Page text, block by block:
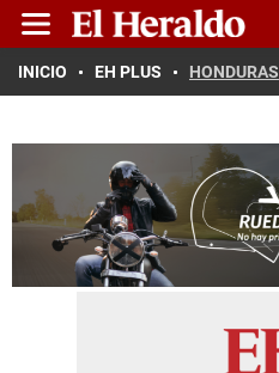
INICIO EH PLUS HONDURAS